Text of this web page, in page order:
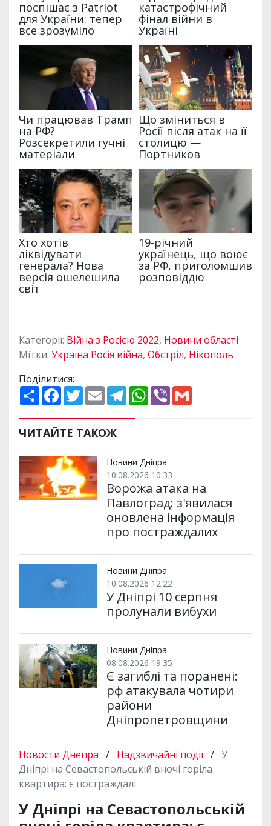
Категорії: Війна з Росією 2022, Новини області
Мітки: Україна Росія війна, Обстріл, Нікополь
Поділитися:
П
о
и
р
и
и
F
a
e
b
o
k
T
w
t
t
e
E
m
i
l
T
e
e
m
W
h
p
V
ЧИТАЙТЕ ТАКОЖ
Новини Дніпра
10.08.2026 10:33
Ворожа атака на
Павлоград: з'явилася
оновлена інформація
про постраждалих
Новини Дніпра
10.08.2026 12:22
У Дніпрі 10 серпня
пролунали вибухи
Новини Дніпра
08.08.2026 19:35
Є загиблі та поранені:
рф атакувала чотири
райони
Дніпропетровщини
Новости Днепра / Надзвичайні події / У
Дніпрі на Севастопольській вночі горіла
квартира: є постраждалі
У Дніпрі на Севастопольській